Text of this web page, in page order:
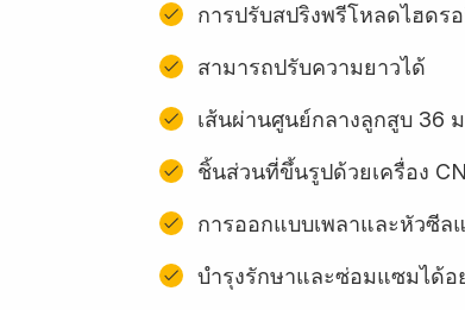
การปรับสปริงพรีโหลดไฮดร
สามารถปรับความยาวได้
เส้นผ่านศูนย์กลางลูกสูบ 36
ชิ้นส่วนที่ขึ้นรูปด้วยเครื่อง
การออกแบบเพลาและหัวซีล
บํารุงรักษาและซ่อมแซมได้อ